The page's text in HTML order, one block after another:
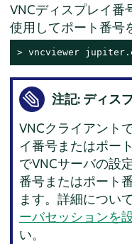
VNCディスプレイ番
使用してポート番号
> vncviewer
注記: ディス
VNCクライアント
イ番号またはポー
でVNCサーバの設
番号またはポート
ます。詳細について
ーバセッションを
い。